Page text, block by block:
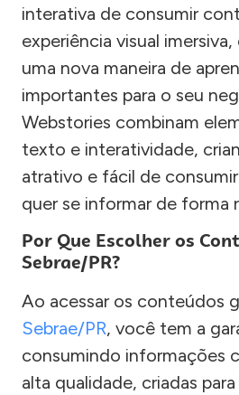
interativa de consumir
experiência visual
uma nova maneira de
importantes para o seu
Webstories combinam
texto e interatividade,
atrativo e fácil de
quer se informar de forma
Por Que Escolher os
Sebrae/PR?
Ao acessar os conteúdos
Sebrae/PR, você tem a
consumindo informações
alta qualidade, criadas